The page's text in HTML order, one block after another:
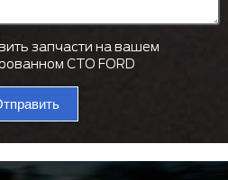
запчасти на вашем
СТО FORD